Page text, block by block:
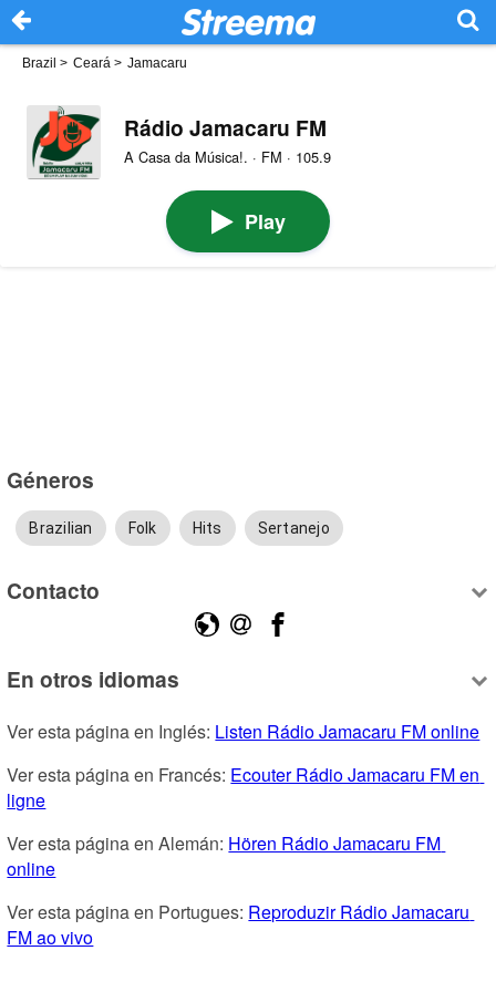
Brazil > Ceará > Jamacaru
Rádio Jamacaru FM
A Casa da Música!. · FM · 105.9
Play
Géneros
Brazilian Folk Hits Sertanejo
Contacto
En otros idiomas
Ver esta página en Inglés: Listen Rádio Jamacaru FM online
Ver esta página en Francés: Ecouter Rádio Jamacaru FM en
ligne
Ver esta página en Alemán: Hören Rádio Jamacaru FM
online
Ver esta página en Portugues: Reproduzir Rádio Jamacaru
FM ao vivo